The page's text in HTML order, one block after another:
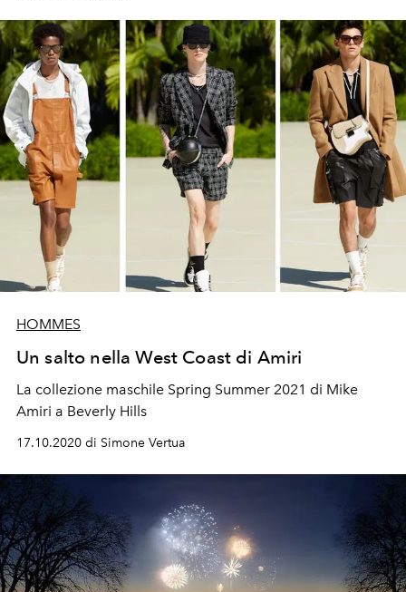
HOMMES
Un salto nella West Coast di Amiri
La collezione maschile Spring Summer 2021 di Mike
Amiri a Beverly Hills
17.10.2020 di Simone Vertua